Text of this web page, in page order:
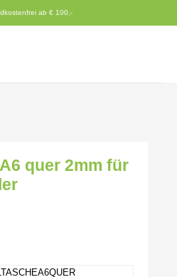
ab € 100,-
quer 2mm für